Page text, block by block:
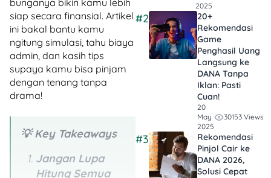
siap secara finansial. Artikel
ini bakal bantu kamu
ngitung simulasi, tahu biaya
admin, dan kasih tips
supaya kamu bisa pinjam
dengan tenang tanpa
drama!
💡Key Takeaways
Jangan Lupa
Hitung Semua
2025
#2
20+
Rekomendasi
Game
Penghasil Uang
Langsung ke
DANA Tanpa
Iklan​: Pasti
Cuan!
20
May
2025
30153 Views
#3
Rekomendasi
Pinjol Cair ke
DANA 2026,
Solusi Cepat